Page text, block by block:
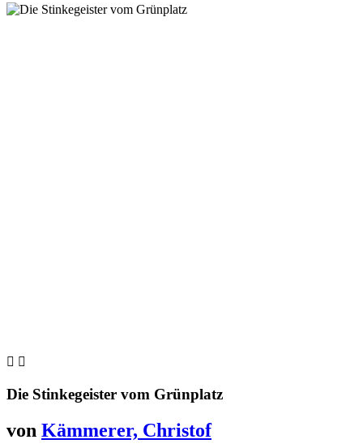
 
Die Stinkegeister vom Grünplatz
von Kämmerer, Christof